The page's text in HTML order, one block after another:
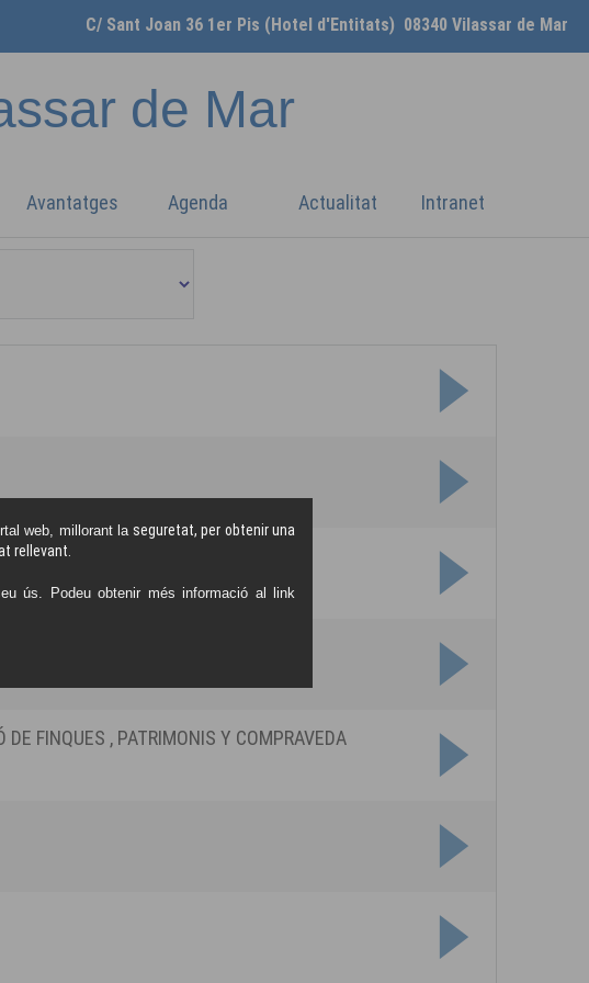
C/ Sant Joan 36 1er Pis (Hotel d'Entitats) 08340 Vilassar de Mar
de Mar
Avantatges Agenda Actualitat Intranet
finques,vendes/lloguers immobles
DE FINQUES , PATRIMONIS Y COMPRAVEDA
web, millorant la seguretat, per obtenir una
rellevant.
ús. Podeu obtenir més informació al link